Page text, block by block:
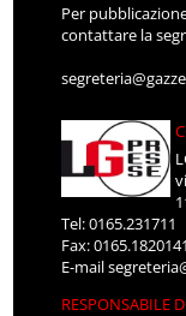
Per
contattare la
Tel: 0165.231711
Fax: 0165.1820141
E-mail
RESPONSABILE